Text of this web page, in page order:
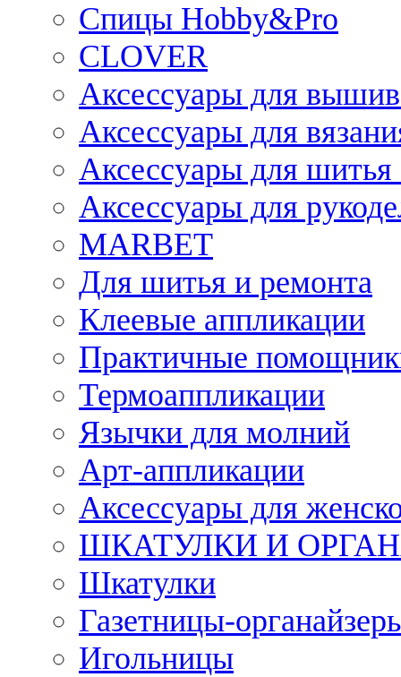
Спицы Hobby&Pro
CLOVER
Аксессуары для
Аксессуары для
Аксессуары для
Аксессуары для
MARBET
Для шитья и ремонта
Клеевые аппликации
Практичные
Термоаппликации
Язычки для молний
Арт-аппликации
Аксессуары для
ШКАТУЛКИ И
Шкатулки
Газетницы-
Игольницы